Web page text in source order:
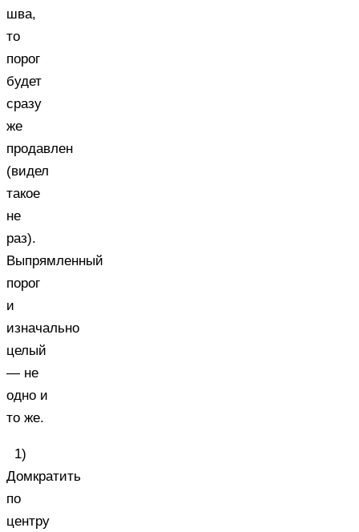
шва,
то
порог
будет
сразу
же
продавлен
(видел
такое
не
раз).
Выпрямленный
порог
и
изначально
целый
— не
одно и
то же.
1)
Домкратить
по
центру